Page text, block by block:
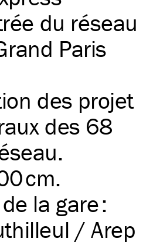
du réseau
Paris
des projet
des 68
cm.
la gare :
/ Arep